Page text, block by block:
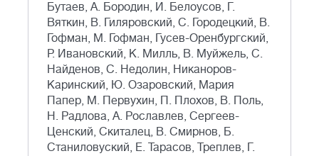
Бутаев, А. Бородин, И. Белоусов, Г.
Вяткин, В. Гиляровский, С. Городецкий, В.
Гофман, М. Гофман, Гусев-Оренбургский,
Р. Ивановский, К. Милль, В. Муйжель, С.
Найденов, С. Недолин, Никаноров-
Каринский, Ю. Озаровский, Мария
Папер, М. Первухин, П. Плохов, В. Поль,
Н. Радлова, А. Рославлев, Сергеев-
Ценский, Скиталец, В. Смирнов, Б.
Станиловуский, Е. Тарасов, Треплев, Г.